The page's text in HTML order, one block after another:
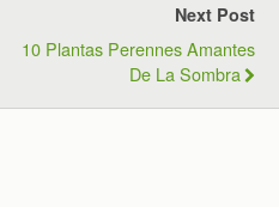
Next Post
10 Plantas Perennes Amantes
De La Sombra